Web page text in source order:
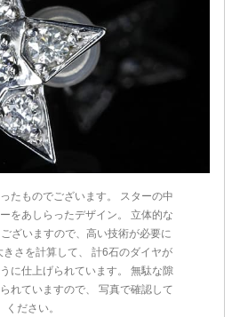
たものでございます。 スターの中
をあしらったデザイン。 立体的な
ざいますので、高い技術が必要に
さを計算して、 計6石のダイヤが
に仕上げられています。 無駄な隙
れていますので、 写真で確認して
ください。
注文手続き
ートを見る
い物を続ける